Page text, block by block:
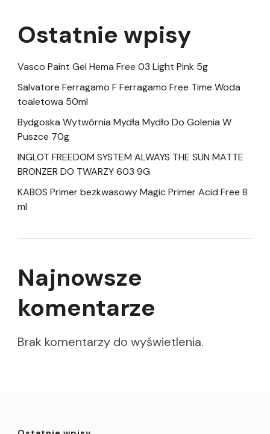
Ostatnie wpisy
Vasco Paint Gel Hema Free 03 Light Pink 5g
Salvatore Ferragamo F Ferragamo Free Time Woda
toaletowa 50ml
Bydgoska Wytwórnia Mydła Mydło Do Golenia W
Puszce 70g
INGLOT FREEDOM SYSTEM ALWAYS THE SUN MATTE
BRONZER DO TWARZY 603 9G
KABOS Primer bezkwasowy Magic Primer Acid Free 8
ml
Najnowsze
komentarze
Brak komentarzy do wyświetlenia.